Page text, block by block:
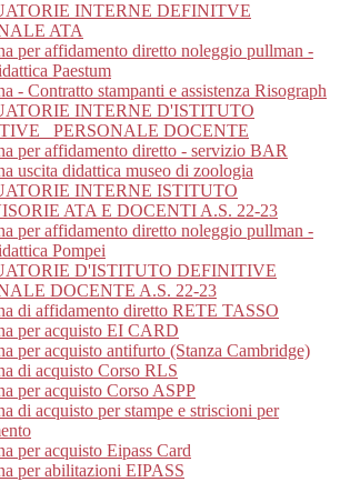
INTERNE DEFINITVE
ATA
per affidamento diretto noleggio pullman -
Paestum
- Contratto stampanti e assistenza Risograph
INTERNE D'ISTITUTO
PERSONALE DOCENTE
per affidamento diretto - servizio BAR
uscita didattica museo di zoologia
INTERNE ISTITUTO
ATA E DOCENTI A.S. 22-23
per affidamento diretto noleggio pullman -
Pompei
D'ISTITUTO DEFINITIVE
DOCENTE A.S. 22-23
di affidamento diretto RETE TASSO
per acquisto EI CARD
per acquisto antifurto (Stanza Cambridge)
di acquisto Corso RLS
per acquisto Corso ASPP
di acquisto per stampe e striscioni per
per acquisto Eipass Card
per abilitazioni EIPASS